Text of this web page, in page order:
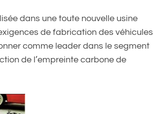
dans une toute nouvelle usine
de fabrication des véhicules
comme leader dans le segment
de l’empreinte carbone de